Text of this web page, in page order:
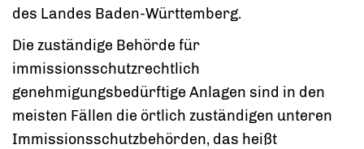
des Landes Baden-Württemberg.
Die zuständige Behörde für
immissionsschutzrechtlich
genehmigungsbedürftige Anlagen sind in den
meisten Fällen die örtlich zuständigen unteren
Immissionsschutzbehörden, das heißt